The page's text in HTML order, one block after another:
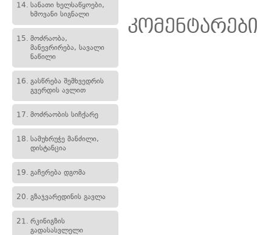
14. სანათი ხელსაწყოები,
ხმოვანი სიგნალი
15. მოძრაობა,
მანევრირება, სავალი
ნაწილი
16. გასწრება შემხვედრის
გვერდის ავლით
17. მოძრაობის სიჩქარე
18. სამუხრუჭე მანძილი,
დისტანცია
19. გაჩერება დგომა
20. გზაჯვარედინის გავლა
21. რკინიგზის
გადასასვლელი
კომენტარები